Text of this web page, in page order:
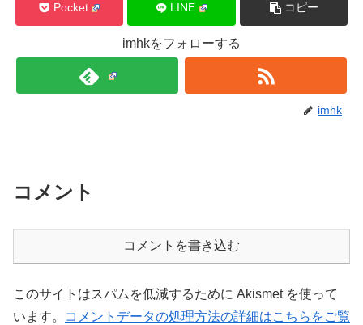
Pocket LINE コピー
imhkをフォローする
imhk
コメント
コメントを書き込む
このサイトはスパムを低減するために Akismet を使って
います。
コメントデータの処理方法の詳細はこちらをご覧